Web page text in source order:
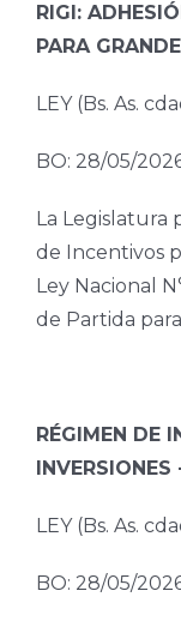
RIGI:
PARA
LEY (Bs. As.
BO: 28/05/
La Legislatura
de Incentivos
Ley Nacional
de Partida
RÉGIMEN DE
LEY (Bs. As.
BO: 28/05/